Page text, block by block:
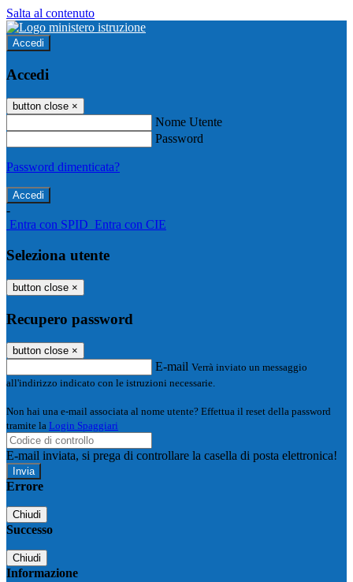
Salta al contenuto
Accedi
Accedi
button close ×
Nome Utente
Password
Password dimenticata?
-
Entra con SPID Entra con CIE
Seleziona utente
button close ×
Recupero password
button close ×
E-mail Verrà inviato un messaggio
all'indirizzo indicato con le istruzioni necessarie.
Non hai una e-mail associata al nome utente? Effettua il reset della password
tramite la Login Spaggiari
E-mail inviata, si prega di controllare la casella di posta elettronica!
Errore
Chiudi
Successo
Chiudi
Informazione